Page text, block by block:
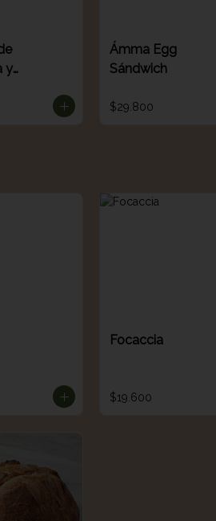
y
Ámma Egg
Sándwich
$29.800
Focaccia
$19.600